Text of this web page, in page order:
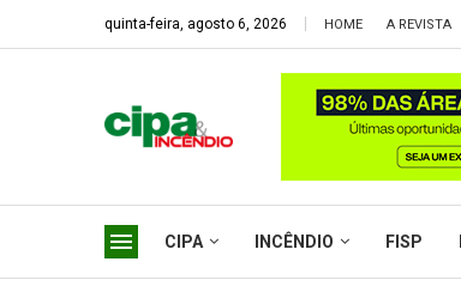
quinta-feira, agosto 6, 2026 HOME A REVISTA
CIPA INCÊNDIO FISP